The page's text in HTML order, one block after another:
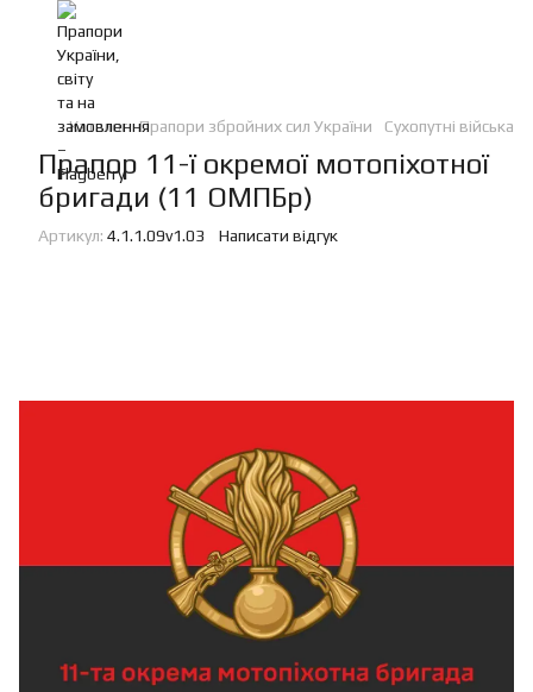
Каталог Прапори збройних сил України Сухопутні війська
Прапор 11-ї окремої мотопіхотної
бригади (11 ОМПБр)
Артикул: 4.1.1.09v1.03 Написати відгук